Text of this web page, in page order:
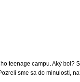
teenage campu. Aký bol?
sme sa do minulosti,